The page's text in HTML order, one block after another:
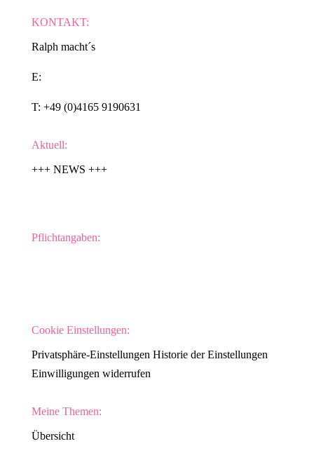
KONTAKT:
Ralph macht´s
E:
T: +49 (0)4165 9190631
Aktuell:
+++ NEWS +++
Pflichtangaben:
Cookie Einstellungen:
Privatsphäre-Einstellungen Historie der Einstellungen
Einwilligungen widerrufen
Meine Themen:
Übersicht